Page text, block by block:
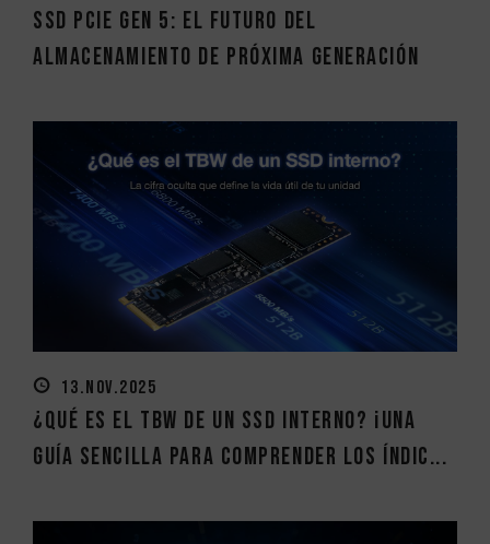
SSD PCIe Gen 5: el futuro del
almacenamiento de próxima generación
13.NOV.2025
¿Qué es el TBW de un SSD interno? ¡Una
guía sencilla para comprender los índic...